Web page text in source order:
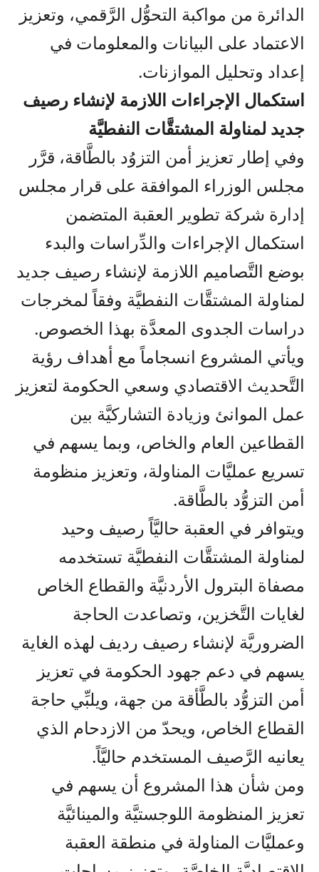
الدائرة من مواكبة التحوُّل الرَّقمي، وتعزيز
الاعتماد على البيانات والمعلومات في
إعداد وتحليل الموازنات.
استكمال الإجراءات اللازمة لإنشاء رصيف
جديد لمناولة المشتقَّات النفطيَّة
وفي إطار تعزيز أمن التزوُد بالطَّاقة، قرَّر
مجلس الوزراء الموافقة على قرار مجلس
إدارة شركة تطوير العقبة المتضمن
استكمال الإجراءات والدِّراسات والبدء
بوضع التَّصاميم اللازمة لإنشاء رصيف جديد
لمناولة المشتقَّات النفطيَّة وفقاً لمخرجات
دراسات الجدوى المعدَّة بهذا الخصوص.
ويأتي المشروع انسجاماً مع أهداف رؤية
التَّحديث الاقتصادي وسعي الحكومة لتعزيز
عمل الموانئ وزيادة التشاركيَّة بين
القطاعين العام والخاص، وبما يسهم في
تسريع عمليَّات المناولة، وتعزيز منظومة
أمن التزوُّد بالطَّاقة.
ويتوافر في العقبة حاليَّاً رصيف وحيد
لمناولة المشتقَّات النفطيَّة تستخدمه
مصفاة البترول الأردنيَّة والقطاع الخاص
لغايات التَّخزين، وتصاعدت الحاجة
الضروريَّة لإنشاء رصيف رديف لهذه الغاية
يسهم في دعم جهود الحكومة في تعزيز
أمن التزوُّد بالطَّأقة من جهة، ويلبِّي حاجة
القطاع الخاص، ويحدّ من الازدحام الذي
يعانيه الرَّصيف المستخدم حاليَّاً.
ومن شأن هذا المشروع أن يسهم في
تعزيز المنظومة اللوجستيَّة والمينائيَّة
وعمليَّات المناولة في منطقة العقبة